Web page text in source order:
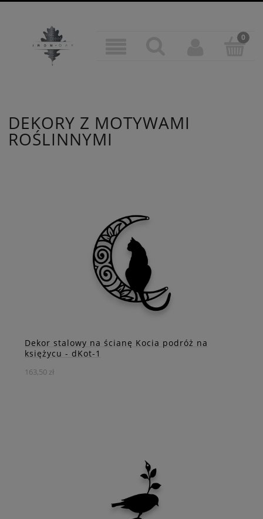
DEKORY Z MOTYWAMI
ROŚLINNYMI
Dekor stalowy na ścianę Kocia podróż na
księżycu - dKot-1
163,50 zł
elegancki i wyjątkowy element dekoracyjny, który
doskonale pasuje do różnych rodzajów pomieszczeń.
DO KOSZYKA